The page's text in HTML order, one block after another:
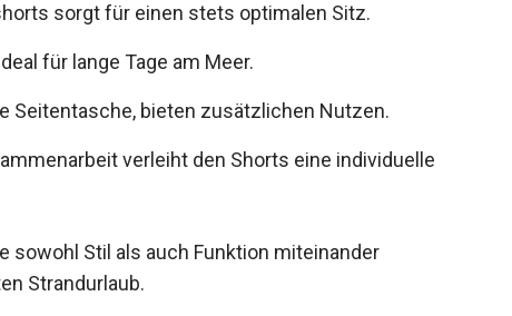
sorgt für einen stets optimalen Sitz.
für lange Tage am Meer.
Seitentasche, bieten zusätzlichen Nutzen.
verleiht den Shorts eine individuelle
sowohl Stil als auch Funktion miteinander
Strandurlaub.